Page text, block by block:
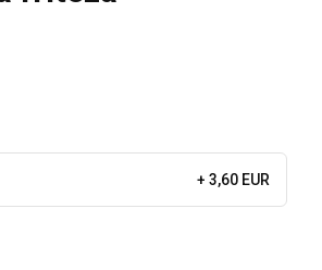
+ 3,60 EUR